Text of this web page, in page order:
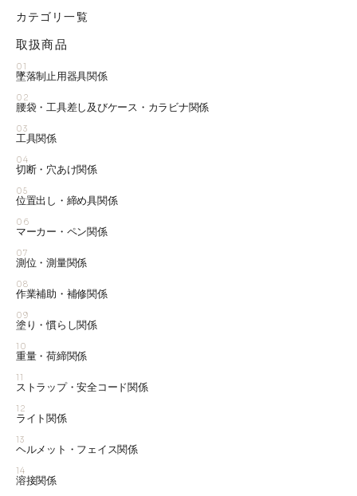
カテゴリ一覧
取扱商品
01
墜落制止用器具関係
02
腰袋・工具差し及びケース・カラビナ関係
03
工具関係
04
切断・穴あけ関係
05
位置出し・締め具関係
06
マーカー・ペン関係
07
測位・測量関係
08
作業補助・補修関係
09
塗り・慣らし関係
10
重量・荷締関係
11
ストラップ・安全コード関係
12
ライト関係
13
ヘルメット・フェイス関係
14
溶接関係